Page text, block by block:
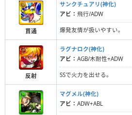
貫通
サンクチュアリ(神化)
アビ： 飛行/ADW
爆発友情が扱いやすい。
反射
ラグナロク(神化)
アビ： AGB/木耐性+ADW
SSで火力を出せる。
マグメル(神化)
アビ： ADW+ABL